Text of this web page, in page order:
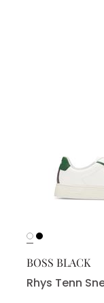
BOSS BLACK
Rhys Tenn